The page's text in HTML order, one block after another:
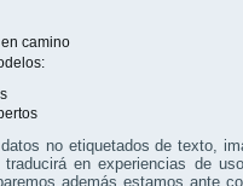
camino
no etiquetados de texto,
traducirá en experiencias de
además estamos ante